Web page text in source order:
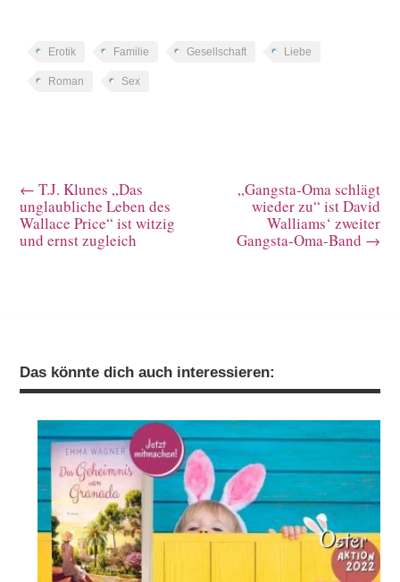
Erotik Familie Gesellschaft Liebe
Roman Sex
←T.J. Klunes „Das
unglaubliche Leben des
Wallace Price“ ist witzig
und ernst zugleich
„Gangsta-Oma schlägt
wieder zu“ ist David
Walliams‘ zweiter
Gangsta-Oma-Band →
Das könnte dich auch interessieren: